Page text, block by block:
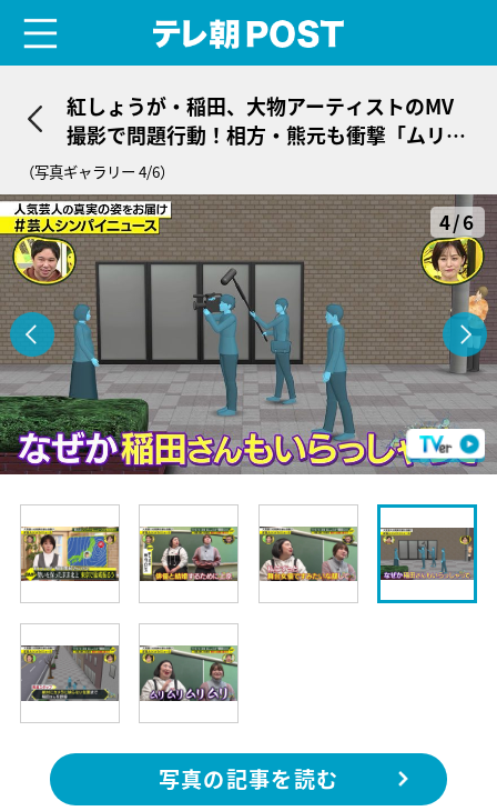
紅しょうが・稲田、大物アーティストのMV
撮影で問題行動！相方・熊元も衝撃「ムリム
リムリ」
（写真ギャラリー 4/6）
4/6
写真の記事を読む